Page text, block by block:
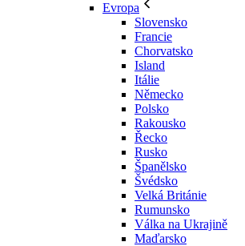
Evropa
Slovensko
Francie
Chorvatsko
Island
Itálie
Německo
Polsko
Rakousko
Řecko
Rusko
Španělsko
Švédsko
Velká Británie
Rumunsko
Válka na Ukrajině
Maďarsko